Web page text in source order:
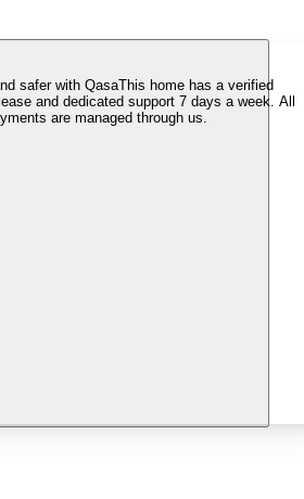
safer with QasaThis home has a verified
and dedicated support 7 days a week. All
are managed through us.